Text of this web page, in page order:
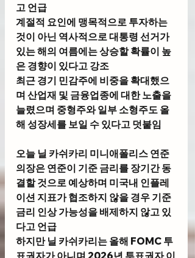
고 언급
계절적 요인에 맹목적으로 투자하는
것이 아닌 역사적으로 대통령 선거가
있는 해의 여름에는 상승할 확률이 높
은 경향이 있다고 강조
최근 경기 민감주에 비중을 확대했으
며 산업재 및 금융업종에 대한 노출을
늘렸으며 중형주와 일부 소형주도 올
해 성장세를 보일 수 있다고 덧붙임
오늘 닐 카쉬카리 미니애폴리스 연준
의장은 연준이 기준 금리를 장기간 동
결할 것으로 예상하며 미국내 인플레
이션 지표가 협조하지 않을 경우 기준
금리 인상 가능성을 배제하지 않고 있
다고 언급
하지만 닐 카쉬카리는 올해 FOMC 투